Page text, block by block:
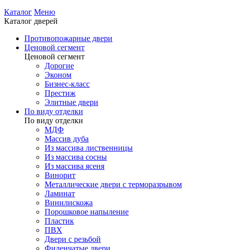
Каталог Меню
Каталог дверей
Противопожарные двери
Ценовой сегмент
Ценовой сегмент
Дорогие
Эконом
Бизнес-класс
Престиж
Элитные двери
По виду отделки
По виду отделки
МДФ
Массив дуба
Из массива лиственницы
Из массива сосны
Из массива ясеня
Винорит
Металлические двери с терморазрывом
Ламинат
Винилискожа
Порошковое напыление
Пластик
ПВХ
Двери с резьбой